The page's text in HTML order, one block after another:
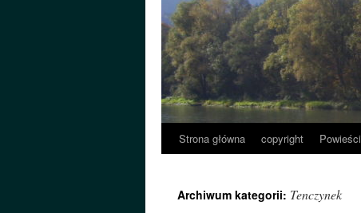
Strona główna copyright Powieści
Archiwum kategorii: Tenczynek